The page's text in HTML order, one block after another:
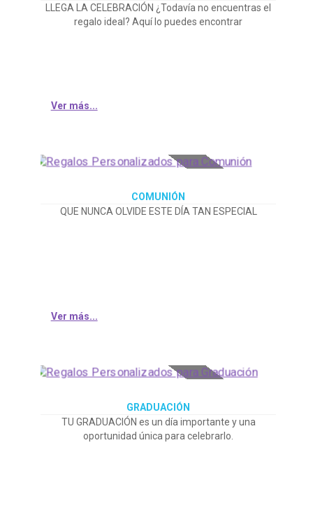
LLEGA LA CELEBRACIÓN ¿Todavía no encuentras el
regalo ideal? Aquí lo puedes encontrar
Ver más...
COMUNIÓN
QUE NUNCA OLVIDE ESTE DÍA TAN ESPECIAL
Ver más...
GRADUACIÓN
TU GRADUACIÓN es un día importante y una
oportunidad única para celebrarlo.